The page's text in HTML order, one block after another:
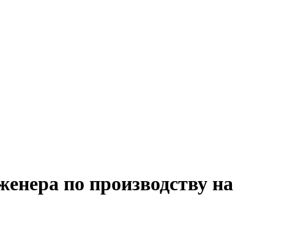
по производству на